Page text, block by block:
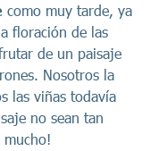
como muy tarde, ya
floración de las
de un paisaje
Nosotros la
las viñas todavía
no sean tan
mucho!